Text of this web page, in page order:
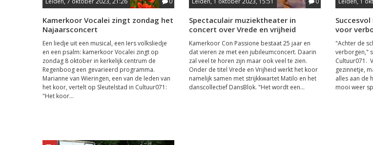
Kamerkoor Vocalei zingt zondag het
Najaarsconcert
Een liedje uit een musical, een Iers volksliedje
en een psalm: kamerkoor Vocalei zingt op
zondag 8 oktober in kerkelijk centrum de
Regenboog een gevarieerd programma.
Marianne van Wieringen, een van de leden van
het koor, vertelt op Sleutelstad in Cultuur071:
"Het koor...
Spectaculair muziektheater in
concert over Vrede en vrijheid
Kamerkoor Con Passione bestaat 25 jaar en
dat vieren ze met een jubileumconcert. Daarin
zal veel te horen zijn maar ook veel te zien.
Onder de titel Vrede en Vrijheid werkt het koor
namelijk samen met strijkkwartet Matilo en het
danscollectief DansBlok. "Het wordt een...
voor
"Achter de
verborgen,"
Cultuur071.
gezinnetje,
alles aan de
mooi weer